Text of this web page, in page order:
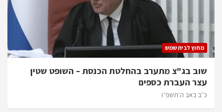
מחוץ לבית שמש
שוב בג"צ מתערב בהחלטת הכנסת – השופט שטין
עצר העברת כספים
כ״ב באב ה׳תשפ״ו